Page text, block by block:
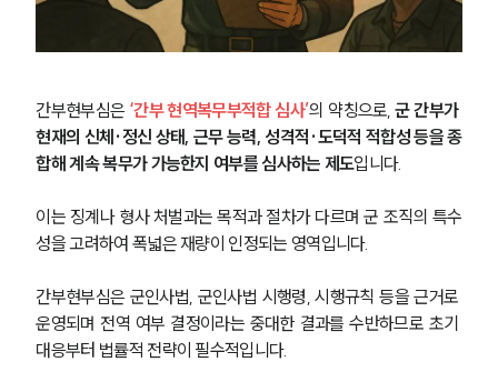
간부현부심은 ‘간부 현역복무부적합 심사’의 약칭으로, 군 간부가
현재의 신체·정신 상태, 근무 능력, 성격적·도덕적 적합성 등을 종
합해 계속 복무가 가능한지 여부를 심사하는 제도입니다.
이는 징계나 형사 처벌과는 목적과 절차가 다르며 군 조직의 특수
성을 고려하여 폭넓은 재량이 인정되는 영역입니다.
간부현부심은 군인사법, 군인사법 시행령, 시행규칙 등을 근거로
운영되며 전역 여부 결정이라는 중대한 결과를 수반하므로 초기
대응부터 법률적 전략이 필수적입니다.